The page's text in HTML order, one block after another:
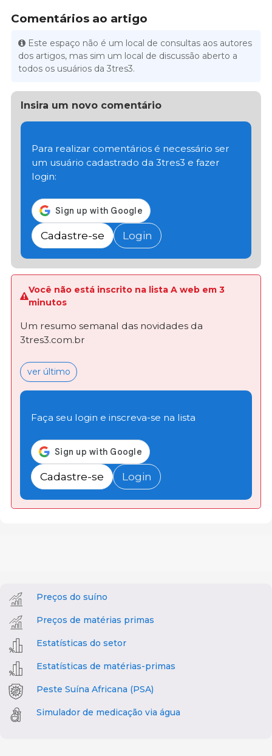
Comentários ao artigo
Este espaço não é um local de consultas aos autores
dos artigos, mas sim um local de discussão aberto a
todos os usuários da 3tres3.
Insira um novo comentário
Para realizar comentários é necessário ser
um usuário cadastrado da 3tres3 e fazer
login:
Cadastre-se Login
Você não está inscrito na lista A web em 3
minutos
Um resumo semanal das novidades da
3tres3.com.br
ver último
Faça seu login e inscreva-se na lista
Cadastre-se Login
Preços do suíno
Preços de matérias primas
Estatísticas do setor
Estatísticas de matérias-primas
Peste Suína Africana (PSA)
Simulador de medicação via água